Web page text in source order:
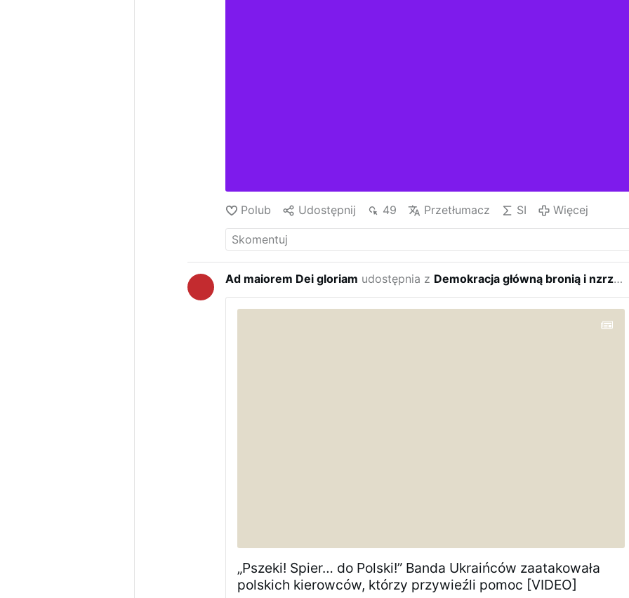
Polub Udostępnij 49 Przetłumacz SI Więcej
Ad maiorem Dei gloriam udostępnia z Demokracja główną bronią i nzrzędziem Iluminatów
„Pszeki! Spier… do Polski!” Banda Ukraińców zaatakowała
polskich kierowców, którzy przywieźli pomoc [VIDEO]